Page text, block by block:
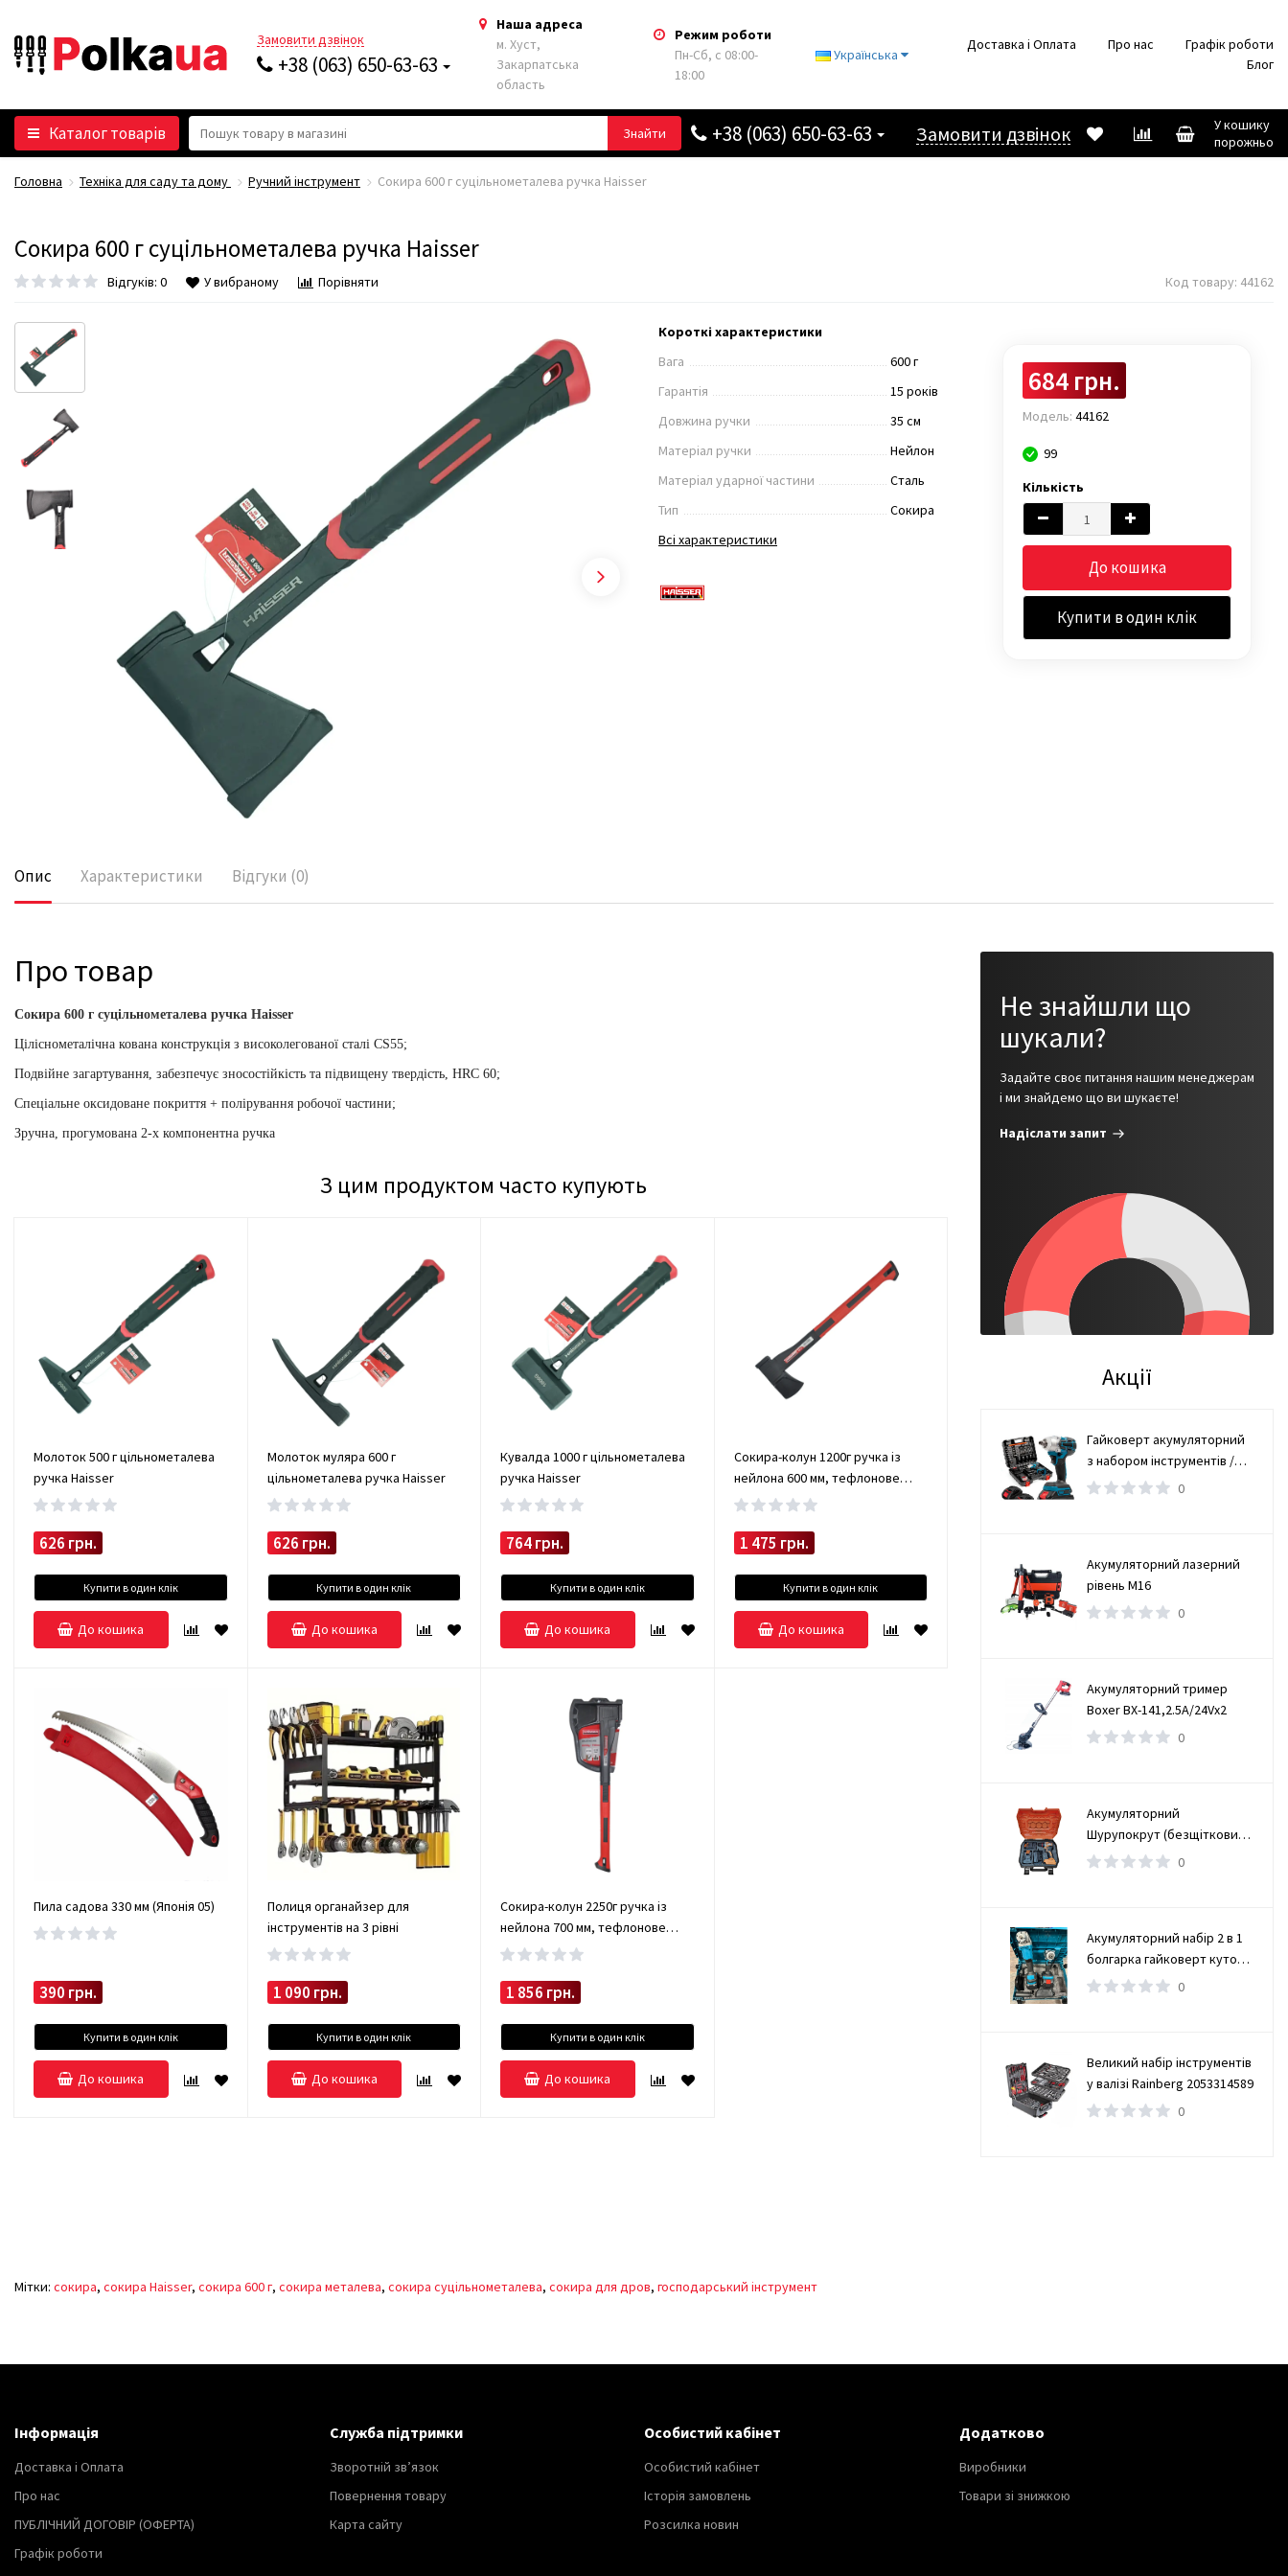
Замовити дзвінок
+38 (063) 650-63-63
Наша адреса
м. Хуст,
Закарпатська
область
Режим роботи
Пн-Сб, с 08:00-
18:00
Українська
Доставка і Оплата Про нас
Графік роботи
Блог
Каталог товарів Знайти +38 (063) 650-63-63 Замовити дзвінок
У кошику
порожньо
Головна Техніка для саду та дому Ручний інструмент Сокира 600 г суцільнометалева ручка Haisser
Сокира 600 г суцільнометалева ручка Haisser
Відгуків: 0 У вибраному Порівняти Код товару: 44162
Короткі характеристики
Вага
600 г
Гарантія
15 років
Довжина ручки
35 см
Матеріал ручки
Нейлон
Матеріал ударної частини
Сталь
Тип
Сокира
Всі характеристики
684 грн.
Модель: 44162
99
Кількість
До кошика
Купити в один клік
Опис Характеристики Відгуки (0)
Про товар
Сокира 600 г суцільнометалева ручка Haisser
Ціліснометалічна кована конструкція з високолегованої сталі CS55;
Подвійне загартування, забезпечує зносостійкість та підвищену твердість, HRC 60;
Спеціальне оксидоване покриття + полірування робочої частини;
Зручна, прогумована 2-х компонентна ручка
З цим продуктом часто купують
Молоток 500 г цільнометалева
ручка Haisser
626 грн.
Купити в один клік
До кошика
Молоток муляра 600 г
цільнометалева ручка Haisser
626 грн.
Купити в один клік
До кошика
Кувалда 1000 г цільнометалева
ручка Haisser
764 грн.
Купити в один клік
До кошика
Сокира-колун 1200г ручка із
нейлона 600 мм, тефлонове
покриття Haisser
1 475 грн.
Купити в один клік
До кошика
Пила садова 330 мм (Японія 05)
390 грн.
Купити в один клік
До кошика
Полиця органайзер для
інструментів на 3 рівні
1 090 грн.
Купити в один клік
До кошика
Сокира-колун 2250г ручка із
нейлона 700 мм, тефлонове
покриття Haisser
1 856 грн.
Купити в один клік
До кошика
Не знайшли що
шукали?
Задайте своє питання нашим менеджерам
і ми знайдемо що ви шукаєте!
Надіслати запит
Акції
Гайковерт акумуляторний
з набором інструментів /
Безщітковий гайковерт 2
0
Акумуляторний лазерний
рівень М16
0
Акумуляторний тример
Boxer BX-141,2.5А/24Vx2
0
Акумуляторний
Шурупокрут (безщітковий)
(TAOE-CD34N)
0
Акумуляторний набір 2 в 1
болгарка гайковерт кутова
(турбінка) 21V 4Ah
0
Великий набір інструментів
у валізі Rainberg 2053314589
0
Мітки: сокира, сокира Haisser, сокира 600 г, сокира металева, сокира суцільнометалева, сокира для дров, господарський інструмент
Інформація
Доставка і Оплата
Про нас
ПУБЛІЧНИЙ ДОГОВІР (ОФЕРТА)
Графік роботи
Служба підтримки
Зворотній зв’язок
Повернення товару
Карта сайту
Особистий кабінет
Особистий кабінет
Історія замовлень
Розсилка новин
Додатково
Виробники
Товари зі знижкою